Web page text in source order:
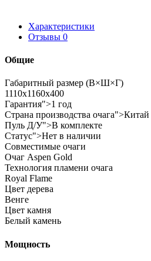
Характеристики
Отзывы 0
Общие
Габаритный размер (В×Ш×Г)
1110x1160x400
Гарантия">1 год
Страна производства очага">Китай
Пуль Д/У">В комплекте
Статус">Нет в наличии
Совместимые очаги
Очаг Aspen Gold
Технология пламени очага
Royal Flame
Цвет дерева
Венге
Цвет камня
Белый камень
Мощность